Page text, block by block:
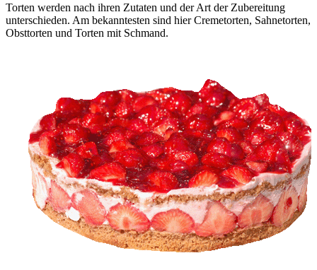
Torten werden nach ihren Zutaten und der Art der Zubereitung
unterschieden. Am bekanntesten sind hier Cremetorten, Sahnetorten,
Obsttorten und Torten mit Schmand.